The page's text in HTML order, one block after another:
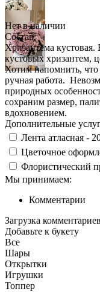
Нет в наличии
Состав:
Хризантема
кустовых хризантем,
Хотим напомнить,
ручная работа.
природных
сохраним размер,
вдохновением.
Дополнительные
Лента атласная -
Цветочное
Флористический
Мы принимаем:
Комментарии
Загрузка
Добавьте к букету
Все
Шары
Открытки
Игрушки
Топпер